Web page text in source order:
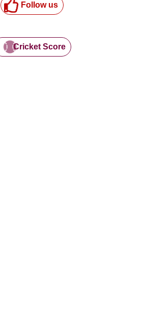
Follow us
Cricket Score